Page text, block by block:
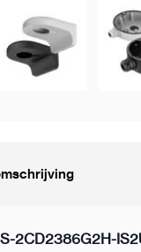
2CD2386G2H-